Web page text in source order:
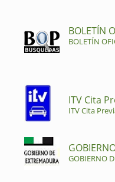
BOLETÍN
BOLETÍN
ITV Cita
ITV Cita
GOBIERNO